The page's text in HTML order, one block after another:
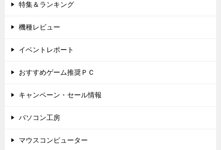
特集＆ランキング
機種レビュー
イベントレポート
おすすめゲーム推奨ＰＣ
キャンペーン・セール情報
パソコン工房
マウスコンピューター